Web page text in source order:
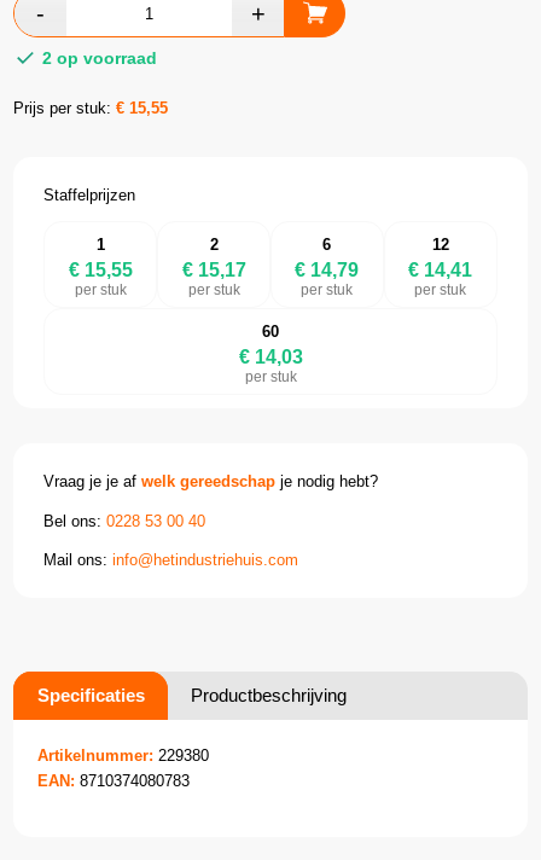
2 op voorraad
Prijs per stuk:€15,55
Staffelprijzen
1
€ 15,55
per stuk
2
€ 15,17
per stuk
6
€ 14,79
per stuk
12
€ 14,41
per stuk
60
€ 14,03
per stuk
Vraag je je afwelk gereedschap je nodig hebt?
Bel ons:0228 53 00 40
Mail ons:info@hetindustriehuis.com
Specificaties Productbeschrijving
Artikelnummer: 229380
EAN: 8710374080783